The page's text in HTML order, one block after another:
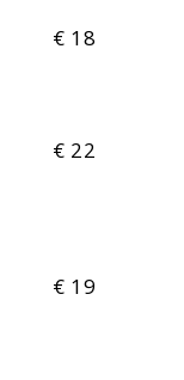
€ 18
€ 22
€ 19